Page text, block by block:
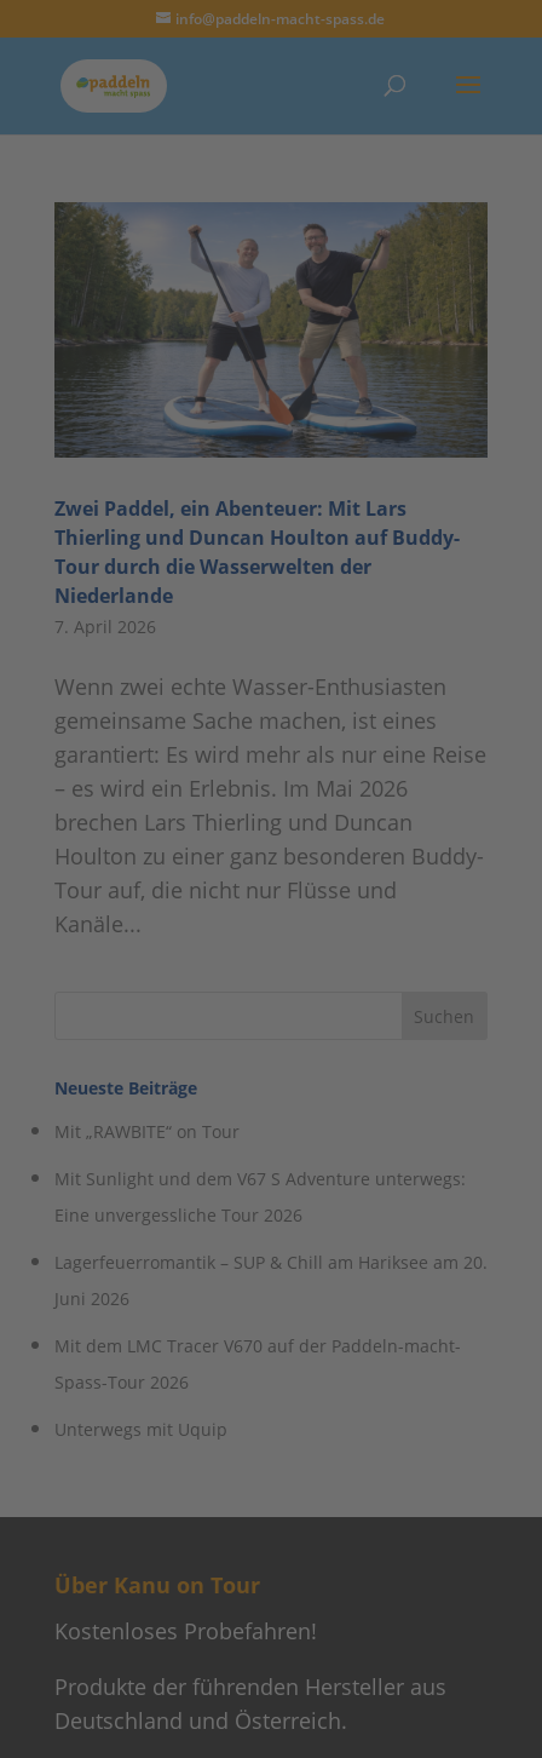
info@paddeln-macht-spass.de
Zwei Paddel, ein Abenteuer: Mit Lars
Thierling und Duncan Houlton auf Buddy-
Tour durch die Wasserwelten der
Niederlande
7. April 2026
Wenn zwei echte Wasser-Enthusiasten
gemeinsame Sache machen, ist eines
garantiert: Es wird mehr als nur eine Reise
– es wird ein Erlebnis. Im Mai 2026
brechen Lars Thierling und Duncan
Houlton zu einer ganz besonderen Buddy-
Tour auf, die nicht nur Flüsse und
Kanäle...
Neueste Beiträge
Mit „RAWBITE“ on Tour
Mit Sunlight und dem V67 S Adventure unterwegs:
Eine unvergessliche Tour 2026
Lagerfeuerromantik – SUP & Chill am Hariksee am 20.
Juni 2026
Mit dem LMC Tracer V670 auf der Paddeln-macht-
Spass-Tour 2026
Unterwegs mit Uquip
Über Kanu on Tour
Kostenloses Probefahren!
Produkte der führenden Hersteller aus
Deutschland und Österreich.